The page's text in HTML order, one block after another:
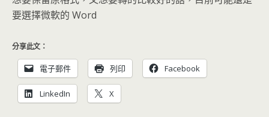
要選擇微軟的 Word
分享此文：
電子郵件 列印 Facebook
LinkedIn X